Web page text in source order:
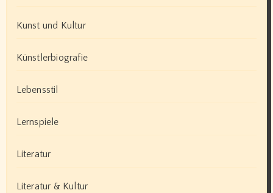
Kunst und Kultur
Künstlerbiografie
Lebensstil
Lernspiele
Literatur
Literatur & Kultur